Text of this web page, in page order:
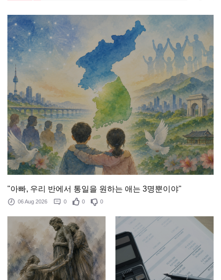
"아빠, 우리 반에서 통일을 원하는 애는 3명뿐이야"
06 Aug 2026 0 0 0